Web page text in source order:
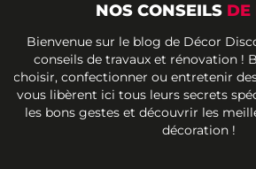
NOS CONSEILS DE
Bienvenue sur le blog de Décor
conseils de travaux et rénovation !
choisir, confectionner ou entretenir
vous libèrent ici tous leurs secrets
les bons gestes et découvrir les
décoration !